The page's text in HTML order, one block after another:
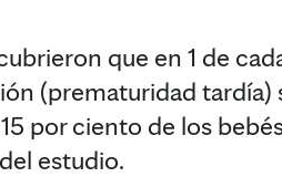
que en 1 de
(prematuridad
por ciento de los
estudio.